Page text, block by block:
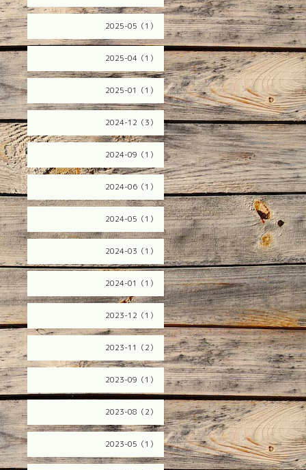
2025-05（1）
2025-04（1）
2025-01（1）
2024-12（3）
2024-09（1）
2024-06（1）
2024-05（1）
2024-03（1）
2024-01（1）
2023-12（1）
2023-11（2）
2023-09（1）
2023-08（2）
2023-05（1）